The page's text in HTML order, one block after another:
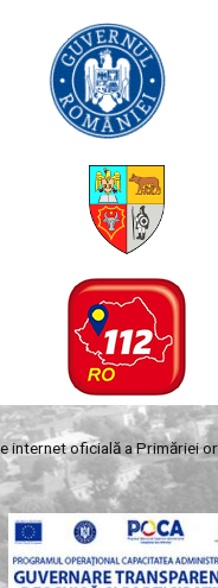
internet oficială a Primăriei